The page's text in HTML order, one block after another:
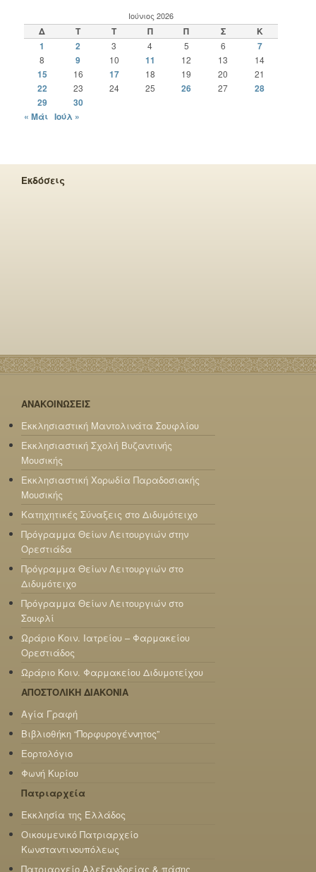
Ιούνιος 2026
Δ Τ Τ Π Π Σ
Κ
1
2 3 4 5 6 7
8 9 10 11 12 13 14
15 16 17 18 19 20 21
22 23 24 25 26 27
28
29
30
« Μάι Ιούλ »
Εκδόσεις
ΑΝΑΚΟΙΝΩΣΕΙΣ
Εκκλησιαστική Μαντολινάτα Σουφλίου
Εκκλησιαστική Σχολή Βυζαντινής
Μουσικής
Εκκλησιαστική Χορωδία Παραδοσιακής
Μουσικής
Κατηχητικές Σύναξεις στο Διδυμότειχο
Πρόγραμμα Θείων Λειτουργιών στην
Ορεστιάδα
Πρόγραμμα Θείων Λειτουργιών στο
Διδυμότειχο
Πρόγραμμα Θείων Λειτουργιών στο
Σουφλί
Ωράριο Κοιν. Ιατρείου – Φαρμακείου
Ορεστιάδος
Ωράριο Κοιν. Φαρμακείου Διδυμοτείχου
ΑΠΟΣΤΟΛΙΚΗ ΔΙΑΚΟΝΙΑ
Αγία Γραφή
Βιβλιοθήκη “Πορφυρογέννητος”
Εορτολόγιο
Φωνή Κυρίου
Πατριαρχεία
Εκκλησία της Ελλάδος
Οικουμενικό Πατριαρχείο
Κωνσταντινουπόλεως
Πατριαρχείο Αλεξανδρείας & πάσης